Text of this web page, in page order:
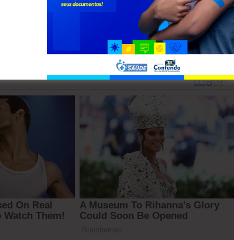
Na Lapa, por exemplo, existe uma Lei
sendo questionada pelos moradores. Lá, um
do município visa justamente a proibição